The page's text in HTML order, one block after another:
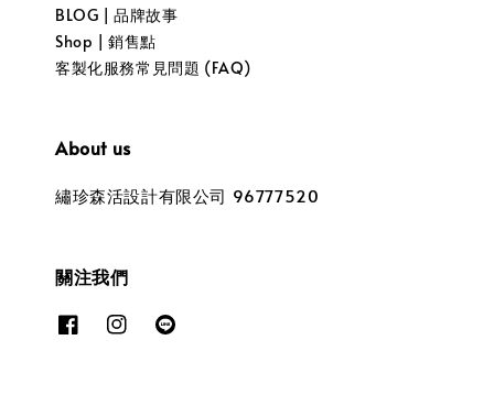
BLOG | 品牌故事
Shop | 銷售點
客製化服務常見問題 (FAQ)
About us
繡珍森活設計有限公司 96777520
關注我們